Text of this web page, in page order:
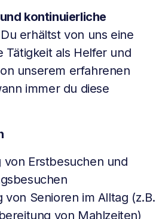
kontinuierliche
Du erhältst von uns eine
Tätigkeit als Helfer und
unserem erfahrenen
immer du diese
von Erstbesuchen und
von Senioren im Alltag (z.B.
von Mahlzeiten)